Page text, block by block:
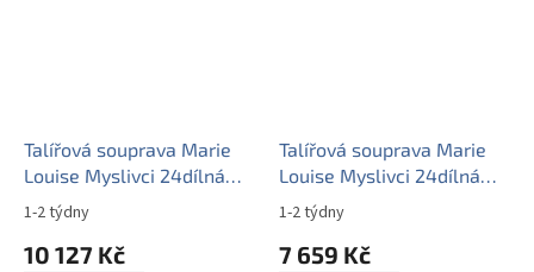
Talířová souprava Marie
Louise Myslivci 24dílná
EGL LUX
1-2 týdny
10 127 Kč
Talířová souprava Marie
Louise Myslivci 24dílná
GBB
1-2 týdny
7 659 Kč